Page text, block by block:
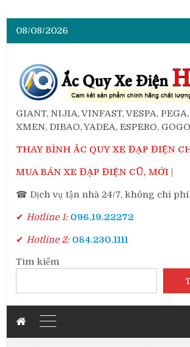
08/08/2026
GIANT, NIJIA, VINFAST, VESPA,
XMEN, DIBAO, YADEA, ESPERO,
THAY BÌNH ẮC QUY XE ĐẠP ĐIỆN
MUA BÁN XE ĐẠP ĐIỆN CŨ, MỚI
☎ Dịch vụ tận nhà 24/7, không chi
✔ Hotline 1: 096.19.22272
✔ Hotline 2: 084.230.1111
Tìm kiếm